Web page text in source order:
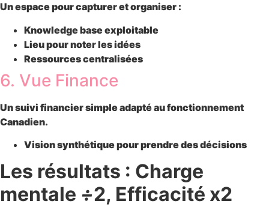
Un espace pour capturer et organiser :
Knowledge base exploitable
Lieu pour noter les idées
Ressources centralisées
6. Vue Finance
Un suivi financier simple adapté au fonctionnement
Canadien.
Vision synthétique pour prendre des décisions
Les résultats : Charge
mentale ÷2, Efficacité x2